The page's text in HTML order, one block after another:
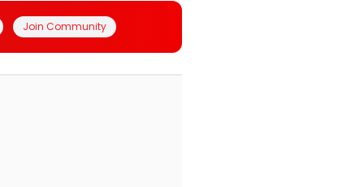
Join Community